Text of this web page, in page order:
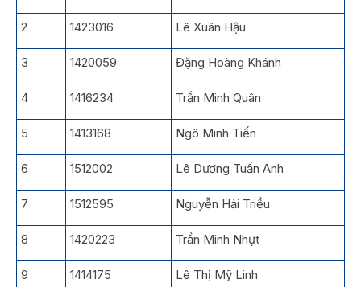
2 1423016 Lê Xuân Hậu
3 1420059 Đặng Hoàng Khánh
4 1416234 Trần Minh Quân
5 1413168 Ngô Minh Tiến
6 1512002 Lê Dương Tuấn Anh
7 1512595 Nguyễn Hải Triều
8 1420223 Trần Minh Nhựt
9 1414175 Lê Thị Mỹ Linh